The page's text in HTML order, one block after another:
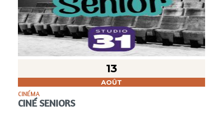
13
AOÛT
CINÉMA
CINÉ SENIORS